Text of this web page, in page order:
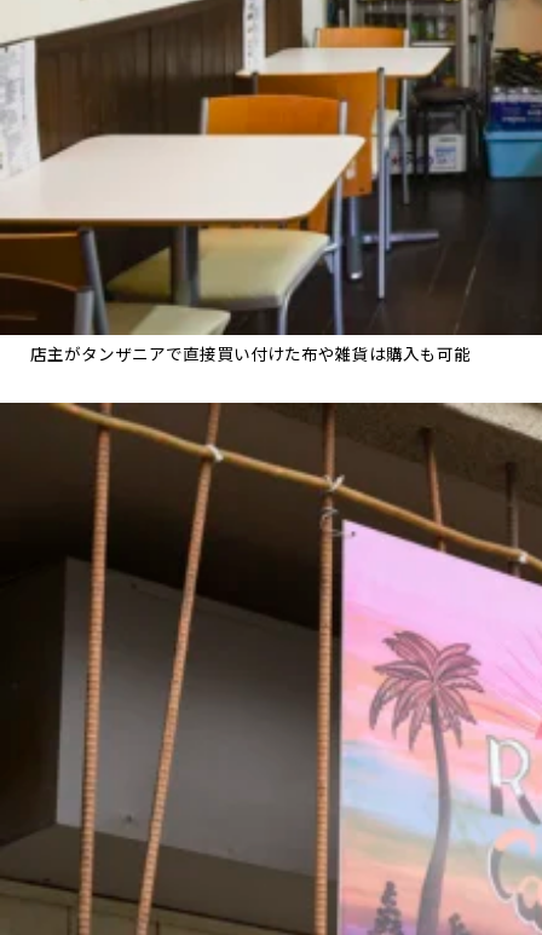
店主がタンザニアで直接買い付けた布や雑貨は購入も可能